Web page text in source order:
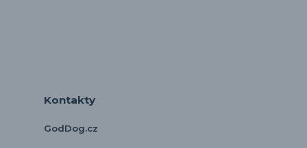
Kontakty
GodDog.cz